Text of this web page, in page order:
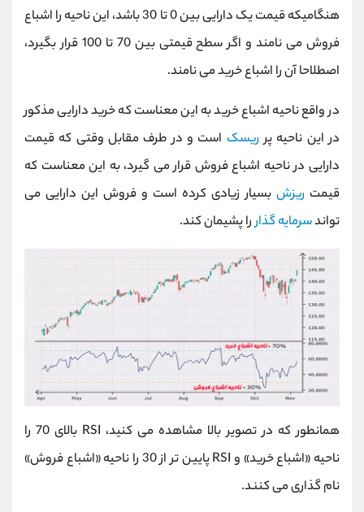
هنگامیکه قیمت یک دارایی بین 0 تا 30 باشد، این ناحیه را اشباع
فروش می نامند و اگر سطح قیمتی بین 70 تا 100 قرار بگیرد،
اصطلاحا آن را اشباع خرید می نامند.
در واقع ناحیه اشباع خرید به این معناست که خرید دارایی مذکور
در این ناحیه پر ریسک است و در طرف مقابل وقتی که قیمت
دارایی در ناحیه اشباع فروش قرار می گیرد، به این معناست که
قیمت ریزش بسیار زیادی کرده است و فروش این دارایی می
تواندسرمایه گذاررا پشیمان کند.
همانطور که در تصویر بالا مشاهده می کنید، RSI بالای 70 را
ناحیه «اشباع خرید» و RSI پایین تر از 30 را ناحیه «اشباع فروش»
نام گذاری می کنند.